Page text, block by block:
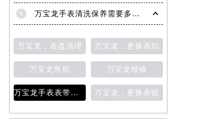
9 万宝龙手表清洗保养需要多久？
万宝龙，表盘清理 万宝龙，更换表扣
万宝龙售后 万宝龙维修
万宝龙手表表带变色 万宝龙，更换表链